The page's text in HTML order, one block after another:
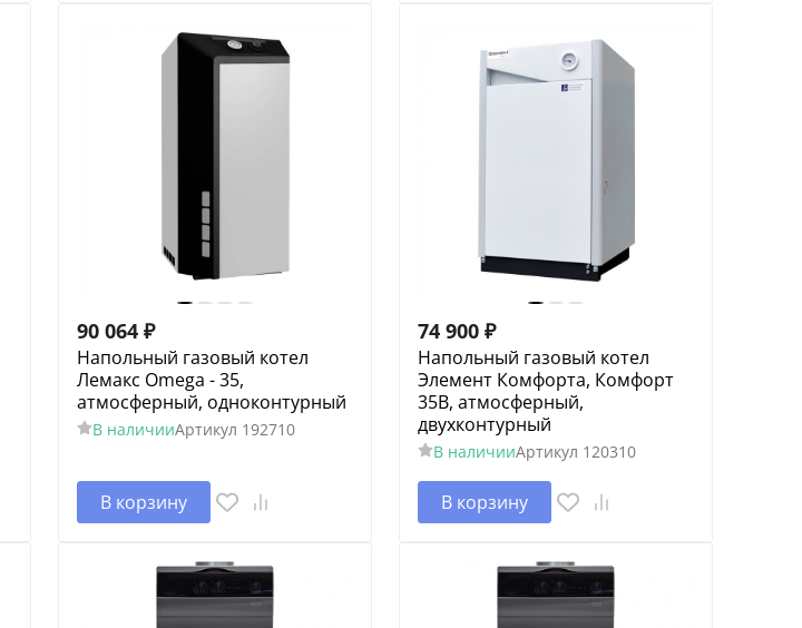
90 064 ₽
Напольный газовый котел
Лемакс Omega - 35,
атмосферный, одноконтурный
В наличииАртикул 192710
В корзину
74 900 ₽
Напольный газовый котел
Элемент Комфорта, Комфорт
35В, атмосферный,
двухконтурный
В наличииАртикул 120310
В корзину